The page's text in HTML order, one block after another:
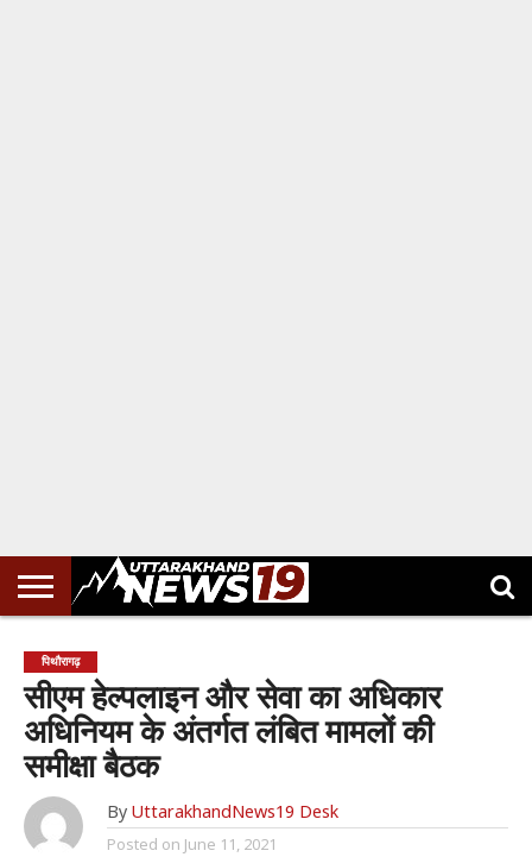
पिथौरागढ़
सीएम हेल्पलाइन और सेवा का अधिकार
अधिनियम के अंतर्गत लंबित मामलों की
समीक्षा बैठक
By UttarakhandNews19 Desk
Posted on June 11, 2021